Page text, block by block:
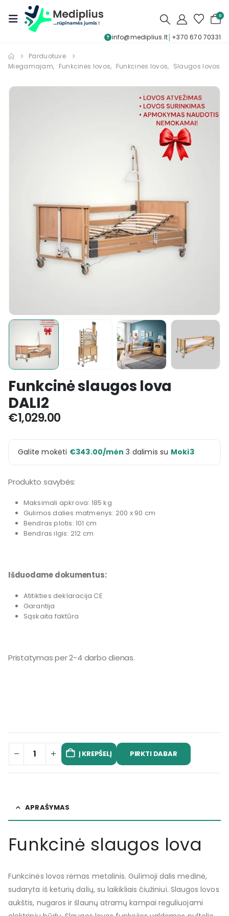
0
info@mediplius.lt│ +370 670 70331
Parduotuvė
Miegamajam, Funkcinės lovos, Funkcinės lovos, Slaugos lovos
Funkcinė slaugos lova
DALI2
€1,029.00
Galite mokėti €343.00/mėn 3 dalimis su Moki3
Produkto savybės:
Maksimali apkrova: 185 kg
Gulimos dalies matmenys: 200 x 90 cm
Bendras plotis: 101 cm
Bendras ilgis: 212 cm
Išduodame dokumentus:
Atitikties deklaracija CE
Garantija
Sąskaita faktūra
Pristatymas per 2-4 darbo dienas.
Į KREPŠELĮ PIRKTI DABAR
APRAŠYMAS
Funkcinė slaugos lova
Funkcinės lovos rėmas metalinis. Gulimoji dalis medinė,
sudaryta iš keturių dalių, su laikikliais čiužiniui. Slaugos lovos
aukštis, nugaros ir šlaunų atramų kampai reguliuojami